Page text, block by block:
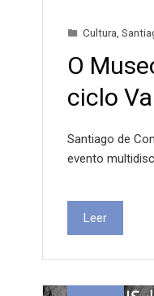
Cultura
O
ciclo
Santiago de
evento
Leer